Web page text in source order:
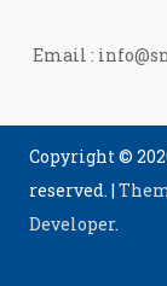
Email :
Copyright ©
reserved. |
Developer.